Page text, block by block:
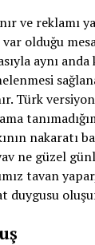
ve reklamı
var olduğu
aynı anda
Türk
nakaratı
ne güzel
tavan
duygusu